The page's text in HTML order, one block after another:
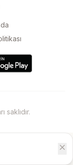
saklıdır.
close